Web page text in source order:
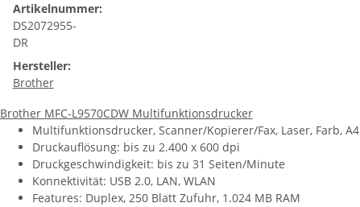
Artikelnummer:
DS2072955-
DR
Hersteller:
Brother
Brother MFC-L9570CDW Multifunktionsdrucker
Multifunktionsdrucker, Scanner/Kopierer/Fax, Laser, Farb, A4
Druckauflösung: bis zu 2.400 x 600 dpi
Druckgeschwindigkeit: bis zu 31 Seiten/Minute
Konnektivität: USB 2.0, LAN, WLAN
Features: Duplex, 250 Blatt Zufuhr, 1.024 MB RAM